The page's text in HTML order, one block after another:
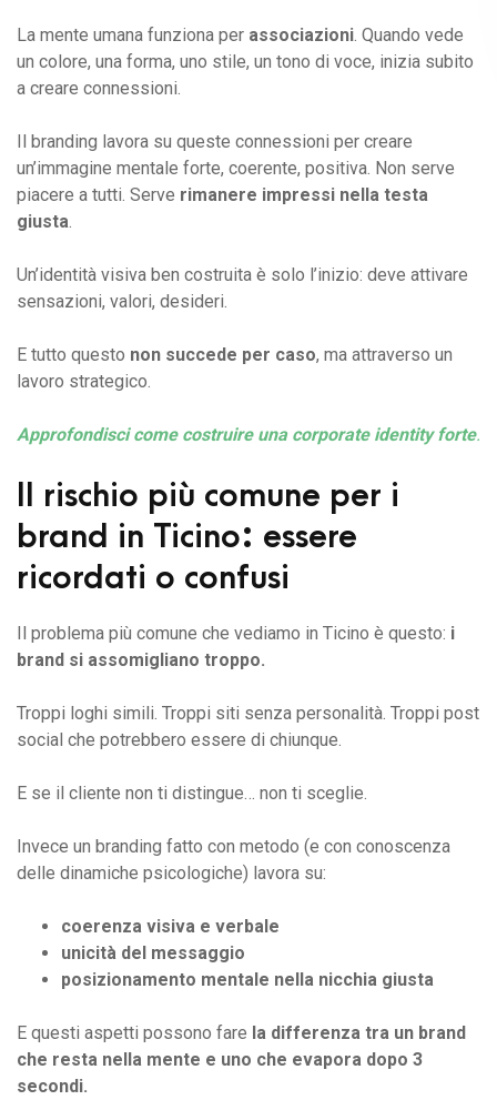
La mente umana funziona per associazioni. Quando vede
un colore, una forma, uno stile, un tono di voce, inizia subito
a creare connessioni.
Il branding lavora su queste connessioni per creare
un’immagine mentale forte, coerente, positiva. Non serve
piacere a tutti. Serve rimanere impressi nella testa
giusta.
Un’identità visiva ben costruita è solo l’inizio: deve attivare
sensazioni, valori, desideri.
E tutto questo non succede per caso, ma attraverso un
lavoro strategico.
Approfondisci come costruire una corporate identity forte.
Il rischio più comune per i
brand in Ticino: essere
ricordati o confusi
Il problema più comune che vediamo in Ticino è questo: i
brand si assomigliano troppo.
Troppi loghi simili. Troppi siti senza personalità. Troppi post
social che potrebbero essere di chiunque.
E se il cliente non ti distingue… non ti sceglie.
Invece un branding fatto con metodo (e con conoscenza
delle dinamiche psicologiche) lavora su:
coerenza visiva e verbale
unicità del messaggio
posizionamento mentale nella nicchia giusta
E questi aspetti possono fare la differenza tra un brand
che resta nella mente e uno che evapora dopo 3
secondi.